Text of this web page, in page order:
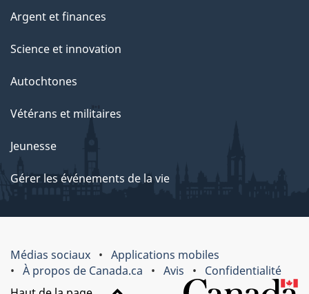
Argent et finances
Science et innovation
Autochtones
Vétérans et militaires
Jeunesse
Gérer les événements de la vie
Médias sociaux
Applications mobiles
À propos de Canada.ca
Avis
Confidentialité